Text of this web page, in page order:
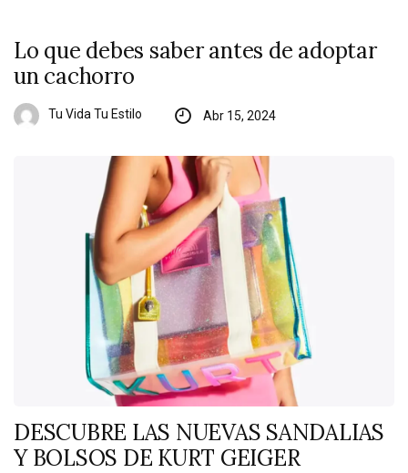
Lo que debes saber antes de adoptar
un cachorro
Tu Vida Tu Estilo Abr 15, 2024
DESCUBRE LAS NUEVAS SANDALIAS
Y BOLSOS DE KURT GEIGER